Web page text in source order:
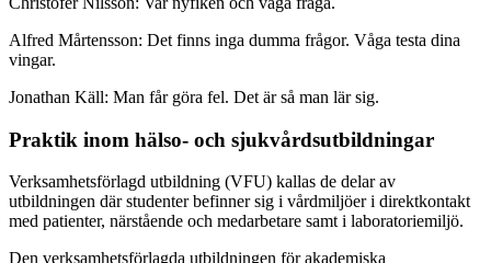
Alfred Mårtensson: Det finns inga dumma frågor. Våga testa dina
vingar.
Jonathan Käll: Man får göra fel. Det är så man lär sig.
Praktik inom hälso- och sjukvårdsutbildningar
Verksamhetsförlagd utbildning (VFU) kallas de delar av
utbildningen där studenter befinner sig i vårdmiljöer i direktkontakt
med patienter, närstående och medarbetare samt i laboratoriemiljö.
Den verksamhetsförlagda utbildningen för akademiska